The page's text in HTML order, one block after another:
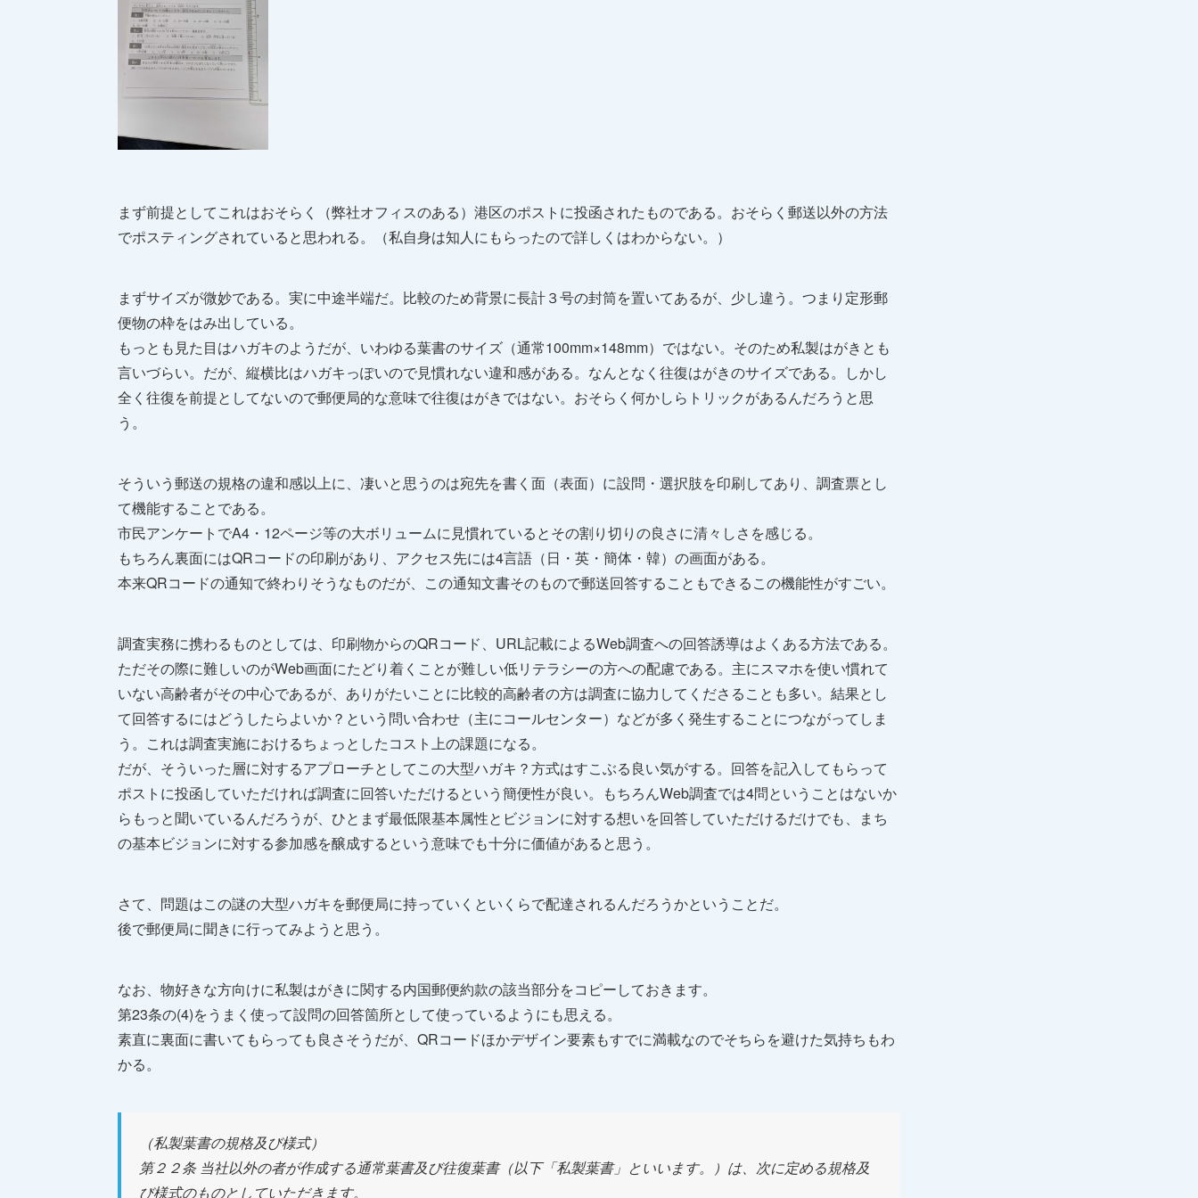
まず前提としてこれはおそらく（弊社オフィスのある）港区のポストに投函されたものである。おそらく郵送以外の方法
でポスティングされていると思われる。（私自身は知人にもらったので詳しくはわからない。）
まずサイズが微妙である。実に中途半端だ。比較のため背景に長計３号の封筒を置いてあるが、少し違う。つまり定形郵
便物の枠をはみ出している。
もっとも見た目はハガキのようだが、いわゆる葉書のサイズ（通常100mm×148mm）ではない。そのため私製はがきとも
言いづらい。だが、縦横比はハガキっぽいので見慣れない違和感がある。なんとなく往復はがきのサイズである。しかし
全く往復を前提としてないので郵便局的な意味で往復はがきではない。おそらく何かしらトリックがあるんだろうと思
う。
そういう郵送の規格の違和感以上に、凄いと思うのは宛先を書く面（表面）に設問・選択肢を印刷してあり、調査票とし
て機能することである。
市民アンケートでA4・12ページ等の大ボリュームに見慣れているとその割り切りの良さに清々しさを感じる。
もちろん裏面にはQRコードの印刷があり、アクセス先には4言語（日・英・簡体・韓）の画面がある。
本来QRコードの通知で終わりそうなものだが、この通知文書そのもので郵送回答することもできるこの機能性がすごい。
調査実務に携わるものとしては、印刷物からのQRコード、URL記載によるWeb調査への回答誘導はよくある方法である。
ただその際に難しいのがWeb画面にたどり着くことが難しい低リテラシーの方への配慮である。主にスマホを使い慣れて
いない高齢者がその中心であるが、ありがたいことに比較的高齢者の方は調査に協力してくださることも多い。結果とし
て回答するにはどうしたらよいか？という問い合わせ（主にコールセンター）などが多く発生することにつながってしま
う。これは調査実施におけるちょっとしたコスト上の課題になる。
だが、そういった層に対するアプローチとしてこの大型ハガキ？方式はすこぶる良い気がする。回答を記入してもらって
ポストに投函していただければ調査に回答いただけるという簡便性が良い。もちろんWeb調査では4問ということはないか
らもっと聞いているんだろうが、ひとまず最低限基本属性とビジョンに対する想いを回答していただけるだけでも、まち
の基本ビジョンに対する参加感を醸成するという意味でも十分に価値があると思う。
さて、問題はこの謎の大型ハガキを郵便局に持っていくといくらで配達されるんだろうかということだ。
後で郵便局に聞きに行ってみようと思う。
なお、物好きな方向けに私製はがきに関する内国郵便約款の該当部分をコピーしておきます。
第23条の(4)をうまく使って設問の回答箇所として使っているようにも思える。
素直に裏面に書いてもらっても良さそうだが、QRコードほかデザイン要素もすでに満載なのでそちらを避けた気持ちもわ
かる。
（私製葉書の規格及び様式）
第２２条 当社以外の者が作成する通常葉書及び往復葉書（以下「私製葉書」といいます。）は、次に定める規格及
び様式のものとしていただきます。